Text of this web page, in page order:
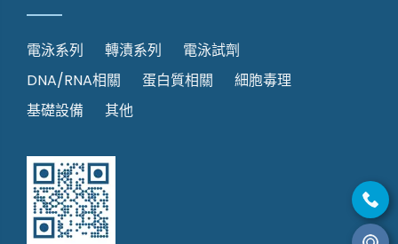
電泳系列 轉漬系列
電泳試劑
DNA/RNA相關
蛋白質相關
細胞毒理
基礎設備
其他